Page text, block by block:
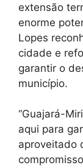
extensão
enorme
Lopes
cidade e
garantir o
município.
“Guajará-
aqui para
aproveitado